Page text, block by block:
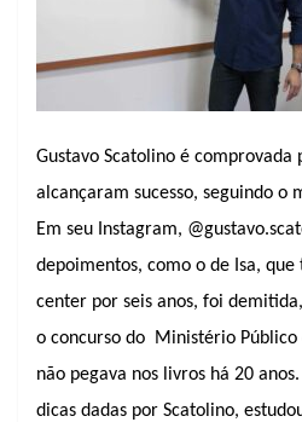
Gustavo Scatolino é comprovada
alcançaram sucesso, seguindo o
Em seu Instagram,
depoimentos, como o de Isa,
center por seis anos, foi
o concurso do
Ministério
não pegava nos livros há 20
dicas dadas por Scatolino,